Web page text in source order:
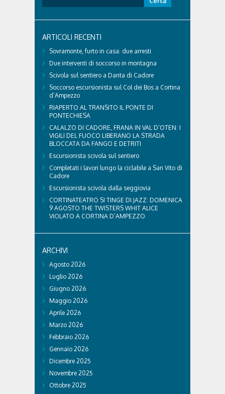
per:
ARTICOLI RECENTI
Sovramonte, furto in casa: due arresti
Due interventi di soccorso in montagna
Scivola sul sentiero a Danta di Cadore
Soccorso escursionista sul Col dei Bos a Cortina
d’Ampezzo
RIAPERTO AL TRANSITO IL PONTE DI
PONTECHIESA
CALALZO DI CADORE, FRANA IN VAL D’OTEN: I
VIGILI DEL FUOCO LIBERANO LA STRADA
BLOCCATA DA FANGO E DETRITI
Escursionista scivola sul sentiero
Completati i lavori lungo la ciclabile a San Vito di
Cadore
Escursionista scivola dalla seggiovia
CORTINATEATRO SI TINGE DI JAZZ: DOMENICA
9 AGOSTO THE TWISTERS WHIT ALICE
VIOLATO A CORTINA D’AMPEZZO
ARCHIVI
Agosto 2026
Luglio 2026
Giugno 2026
Maggio 2026
Aprile 2026
Marzo 2026
Febbraio 2026
Gennaio 2026
Dicembre 2025
Novembre 2025
Ottobre 2025